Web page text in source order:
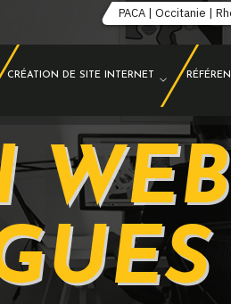
PACA | Occitanie |
CRÉATION DE SITE INTERNET
WEB